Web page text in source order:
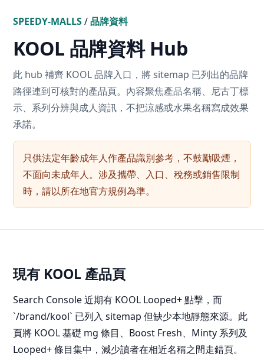
SPEEDY-MALLS/品牌資料
KOOL 品牌資料 Hub
此 hub 補齊 KOOL 品牌入口，將 sitemap 已列出的品牌
路徑連到可核對的產品頁。內容聚焦產品名稱、尼古丁標
示、系列分辨與成人資訊，不把涼感或水果名稱寫成效果
承諾。
只供法定年齡成年人作產品識別參考，不鼓勵吸煙，
不面向未成年人。涉及攜帶、入口、稅務或銷售限制
時，請以所在地官方規例為準。
現有 KOOL 產品頁
Search Console 近期有 KOOL Looped+ 點擊，而
`/brand/kool` 已列入 sitemap 但缺少本地靜態來源。此
頁將 KOOL 基礎 mg 條目、Boost Fresh、Minty 系列及
Looped+ 條目集中，減少讀者在相近名稱之間走錯頁。